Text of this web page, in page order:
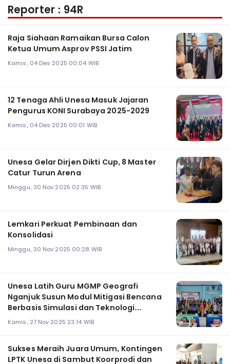
Reporter : 94R
Raja Siahaan Ramaikan Bursa Calon
Ketua Umum Asprov PSSI Jatim
Kamis, 04 Des 2025 00:04 WIB
12 Tenaga Ahli Unesa Masuk Jajaran
Pengurus KONI Surabaya 2025-2029
Kamis, 04 Des 2025 00:01 WIB
Unesa Gelar Dirjen Dikti Cup, 8 Master
Catur Turun Arena
Minggu, 30 Nov 2025 02:35 WIB
Lemkari Perkuat Pembinaan dan
Konsolidasi
Minggu, 30 Nov 2025 00:28 WIB
Unesa Latih Guru MGMP Geografi
Nganjuk Susun Modul Mitigasi Bencana
Berbasis Simulasi dan Teknologi
Geospasial
Kamis, 27 Nov 2025 23:14 WIB
Sukses Meraih Juara Umum, Kontingen
LPTK Unesa di Sambut Koorprodi dan